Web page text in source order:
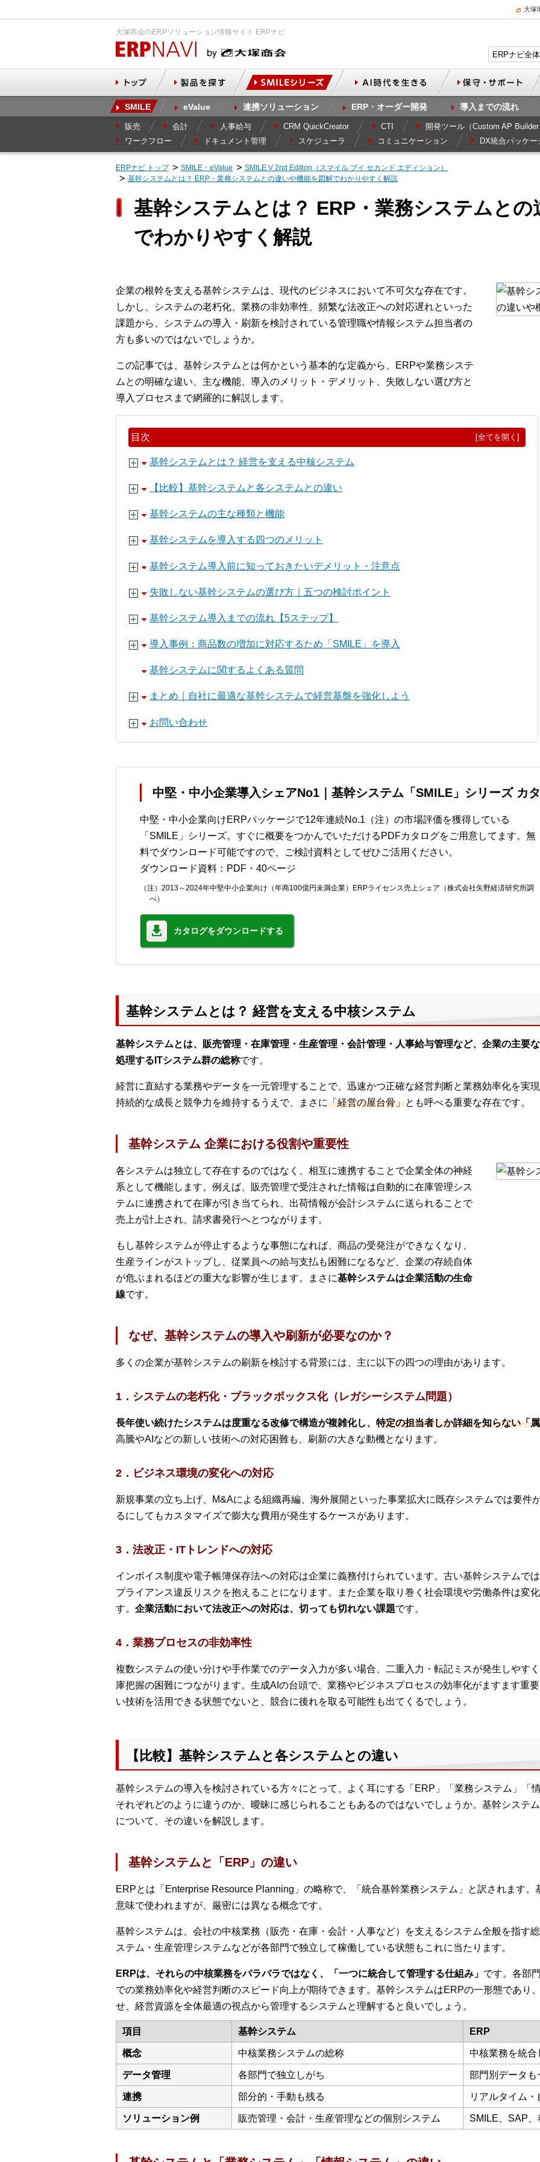
大塚
大塚商会のERPソリューション情報サイト ERPナビ
SMILE eValue 連携ソリューション ERP・オーダー開発 導入までの流れ
販売 会計 人事給与 CRM QuickCreator CTI 開発ツール（Custom AP Builder
ワークフロー
ドキュメント管理 スケジューラ コミュニケーション DX統合パッケー
ERPナビ トップ SMILE・eValue
SMILE V 2nd Edition（スマイル ブイ セカンド エディション）
基幹システムとは？ ERP・業務システムとの違いや機能を図解でわかりやすく解説
基幹システムとは？ ERP・業務システムとの
でわかりやすく解説
企業の根幹を支える基幹システムは、現代のビジネスにおいて不可欠な存在です。
しかし、システムの老朽化、業務の非効率性、頻繁な法改正への対応遅れといった
課題から、システムの導入・刷新を検討されている管理職や情報システム担当者の
方も多いのではないでしょうか。
この記事では、基幹システムとは何かという基本的な定義から、ERPや業務システ
ムとの明確な違い、主な機能、導入のメリット・デメリット、失敗しない選び方と
導入プロセスまで網羅的に解説します。
目次 [全てを開く]
基幹システムとは？ 経営を支える中核システム
【比較】基幹システムと各システムとの違い
基幹システムの主な種類と機能
基幹システムを導入する四つのメリット
基幹システム導入前に知っておきたいデメリット・注意点
失敗しない基幹システムの選び方｜五つの検討ポイント
基幹システム導入までの流れ【5ステップ】
導入事例：商品数の増加に対応するため「SMILE」を導入
基幹システムに関するよくある質問
まとめ｜自社に最適な基幹システムで経営基盤を強化しよう
お問い合わせ
中堅・中小企業導入シェアNo1｜基幹システム「SMILE」シリーズ カ
中堅・中小企業向けERPパッケージで12年連続No.1（注）の市場評価を獲得している
「SMILE」シリーズ。すぐに概要をつかんでいただけるPDFカタログをご用意してます。無
料でダウンロード可能ですので、ご検討資料としてぜひご活用ください。
ダウンロード資料：PDF・40ページ
（注）2013～2024年中堅中小企業向け（年商100億円未満企業）ERPライセンス売上シェア（株式会社矢野経済研究所調
べ）
カタログをダウンロードする
基幹システムとは？ 経営を支える中核システム
基幹システムとは、販売管理・在庫管理・生産管理・会計管理・人事給与管理など、企業の主要
処理するITシステム群の総称です。
経営に直結する業務やデータを一元管理することで、迅速かつ正確な経営判断と業務効率化を実
持続的な成長と競争力を維持するうえで、まさに「経営の屋台骨」とも呼べる重要な存在です。
基幹システム 企業における役割や重要性
各システムは独立して存在するのではなく、相互に連携することで企業全体の神経
系として機能します。例えば、販売管理で受注された情報は自動的に在庫管理シス
テムに連携されて在庫が引き当てられ、出荷情報が会計システムに送られることで
売上が計上され、請求書発行へとつながります。
もし基幹システムが停止するような事態になれば、商品の受発注ができなくなり、
生産ラインがストップし、従業員への給与支払も困難になるなど、企業の存続自体
が危ぶまれるほどの重大な影響が生じます。まさに基幹システムは企業活動の生命
線です。
なぜ、基幹システムの導入や刷新が必要なのか？
多くの企業が基幹システムの刷新を検討する背景には、主に以下の四つの理由があります。
1．システムの老朽化・ブラックボックス化（レガシーシステム問題）
長年使い続けたシステムは度重なる改修で構造が複雑化し、 特定の担当者しか詳細を知らない「
高騰やAIなどの新しい技術への対応困難も、刷新の大きな動機となります。
2．ビジネス環境の変化への対応
新規事業の立ち上げ、M&Aによる組織再編、海外展開といった事業拡大に既存システムでは要件
るにしてもカスタマイズで膨大な費用が発生するケースがあります。
3．法改正・ITトレンドへの対応
インボイス制度や電子帳簿保存法への対応は企業に義務付けられています。古い基幹システムで
プライアンス違反リスクを抱えることになります。また企業を取り巻く社会環境や労働条件は変
す。 企業活動において法改正への対応は、切っても切れない課題です。
4．業務プロセスの非効率性
複数システムの使い分けや手作業でのデータ入力が多い場合、二重入力・転記ミスが発生しやす
庫把握の困難につながります。生成AIの台頭で、業務やビジネスプロセスの効率化がますます重
い技術を活用できる状態でないと、競合に後れを取る可能性も出てくるでしょう。
【比較】基幹システムと各システムとの違い
基幹システムの導入を検討されている方々にとって、よく耳にする「ERP」「業務システム」「
それぞれどのように違うのか、曖昧に感じられることもあるのではないでしょうか。基幹システ
について、その違いを解説します。
基幹システムと「ERP」の違い
ERPとは「Enterprise Resource Planning」の略称で、「統合基幹業務システム」と訳されます
意味で使われますが、厳密には異なる概念です。
基幹システムは、会社の中核業務（販売・在庫・会計・人事など）を支えるシステム全般を指す
ステム・生産管理システムなどが各部門で独立して稼働している状態もこれに当たります。
ERPは、それらの中核業務をバラバラではなく、「一つに統合して管理する仕組み」 です。各部
での業務効率化や経営判断のスピード向上が期待できます。基幹システムはERPの一形態であり
せ、経営資源を全体最適の視点から管理するシステムと理解すると良いでしょう。
項目 基幹システム ERP
概念 中核業務システムの総称 中核業務を統合
データ管理 各部門で独立しがち 部門別データも
連携 部分的・手動も残る リアルタイム
ソリューション例 販売管理・会計・生産管理などの個別システム SMILE、SAP